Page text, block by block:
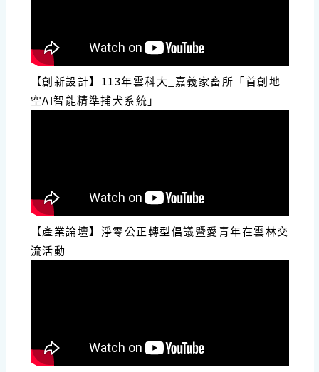
【創新設計】113年雲科大_嘉義家畜所「首創地
空AI智能精準捕犬系統」
【產業論壇】淨零公正轉型倡議暨愛青年在雲林交
流活動